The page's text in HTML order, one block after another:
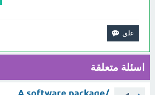
اسئلة متعلقة